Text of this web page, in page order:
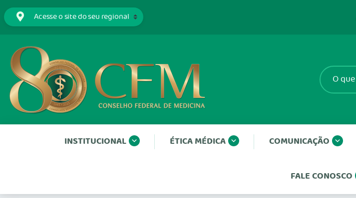
INSTITUCIONAL ÉTICA MÉDICA COMUNICAÇÃO
FALE CONOSCO